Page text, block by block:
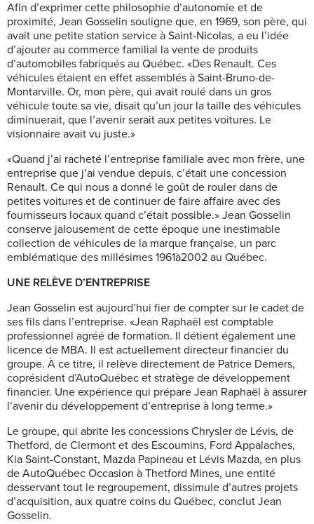
Afin d’exprimer cette philosophie d’autonomie et de
proximité, Jean Gosselin souligne que, en 1969, son père, qui
avait une petite station service à Saint-Nicolas, a eu l’idée
d’ajouter au commerce familial la vente de produits
d’automobiles fabriqués au Québec. «Des Renault. Ces
véhicules étaient en effet assemblés à Saint-Bruno-de-
Montarville. Or, mon père, qui avait roulé dans un gros
véhicule toute sa vie, disait qu’un jour la taille des véhicules
diminuerait, que l’avenir serait aux petites voitures. Le
visionnaire avait vu juste.»
«Quand j’ai racheté l’entreprise familiale avec mon frère, une
entreprise que j’ai vendue depuis, c’était une concession
Renault. Ce qui nous a donné le goût de rouler dans de
petites voitures et de continuer de faire affaire avec des
fournisseurs locaux quand c’était possible.» Jean Gosselin
conserve jalousement de cette époque une inestimable
collection de véhicules de la marque française, un parc
emblématique des millésimes 1961à2002 au Québec.
UNE RELÈVE D’ENTREPRISE
Jean Gosselin est aujourd’hui fier de compter sur le cadet de
ses fils dans l’entreprise. «Jean Raphaël est comptable
professionnel agréé de formation. Il détient également une
licence de MBA. Il est actuellement directeur financier du
groupe. À ce titre, il relève directement de Patrice Demers,
coprésident d’AutoQuébec et stratège de développement
financier. Une expérience qui prépare Jean Raphaël à assurer
l’avenir du développement d’entreprise à long terme.»
Le groupe, qui abrite les concessions Chrysler de Lévis, de
Thetford, de Clermont et des Escoumins, Ford Appalaches,
Kia Saint-Constant, Mazda Papineau et Lévis Mazda, en plus
de AutoQuébec Occasion à Thetford Mines, une entité
desservant tout le regroupement, dissimule d’autres projets
d’acquisition, aux quatre coins du Québec, conclut Jean
Gosselin.